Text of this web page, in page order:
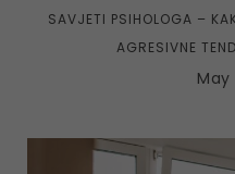
SAVJETI PSIHOLOGA –
AGRESIVNE
May